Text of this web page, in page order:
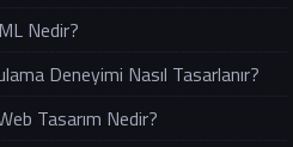
Nedir?
Deneyimi Nasıl Tasarlanır?
Tasarım Nedir?